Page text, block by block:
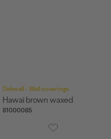
Dekwall - Wall coverings
Hawai brown waxed
81000085